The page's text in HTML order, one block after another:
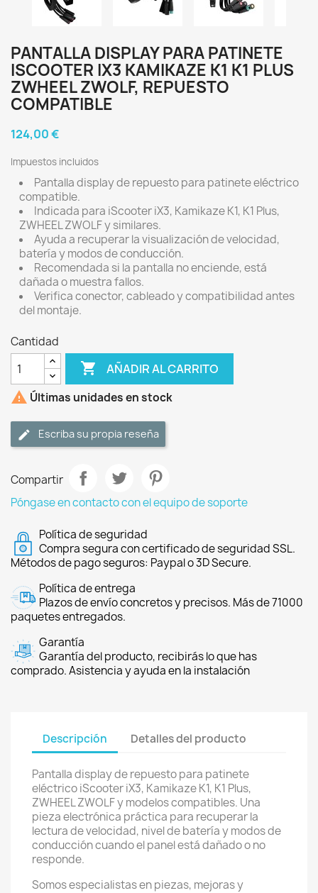
PANTALLA DISPLAY PARA PATINETE
ISCOOTER IX3 KAMIKAZE K1 K1 PLUS
ZWHEEL ZWOLF, REPUESTO
COMPATIBLE
124,00 €
Impuestos incluidos
Pantalla display de repuesto para patinete eléctrico
compatible.
Indicada para iScooter iX3, Kamikaze K1, K1 Plus,
ZWHEEL ZWOLF y similares.
Ayuda a recuperar la visualización de velocidad,
batería y modos de conducción.
Recomendada si la pantalla no enciende, está
dañada o muestra fallos.
Verifica conector, cableado y compatibilidad antes
del montaje.
Cantidad
 AÑADIR AL CARRITO
 Últimas unidades en stock
Escriba su propia reseña
Compartir
Póngase en contacto con el equipo de soporte
Política de seguridad
Compra segura con certificado de seguridad SSL.
Métodos de pago seguros: Paypal o 3D Secure.
Política de entrega
Plazos de envío concretos y precisos. Más de 71000
paquetes entregados.
Garantía
Garantía del producto, recibirás lo que has
comprado. Asistencia y ayuda en la instalación
Descripción Detalles del producto
Pantalla display de repuesto para patinete
eléctrico iScooter iX3, Kamikaze K1, K1 Plus,
ZWHEEL ZWOLF y modelos compatibles. Una
pieza electrónica práctica para recuperar la
lectura de velocidad, nivel de batería y modos de
conducción cuando el panel está dañado o no
responde.
Somos especialistas en piezas, mejoras y